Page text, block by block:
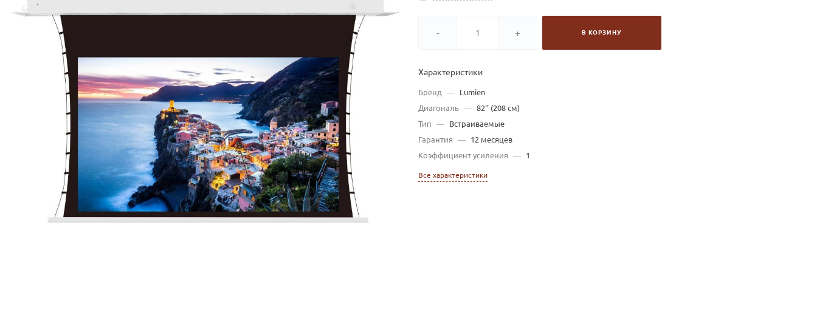
- + В КОРЗИНУ
Характеристики
Бренд —
Lumien
Диагональ — 82'' (208 см)
Тип
—
Встраиваемые
Гарантия
—
12 месяцев
Коэффициент усиления
— 1
Все характеристики